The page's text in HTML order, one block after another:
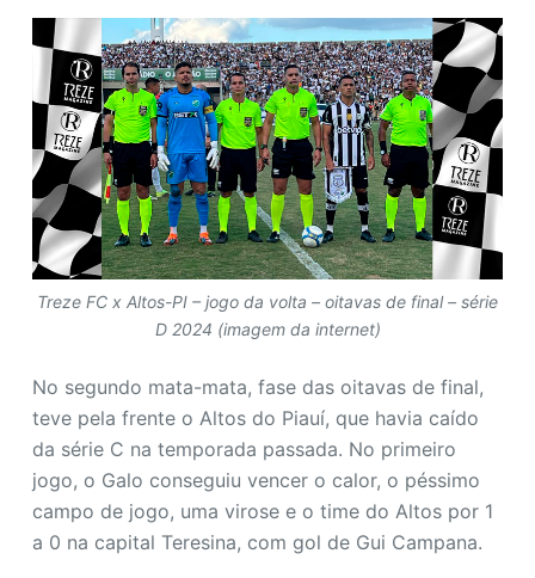
Treze FC x Altos-PI – jogo da volta – oitavas de final – série
D 2024 (imagem da internet)
No segundo mata-mata, fase das oitavas de final,
teve pela frente o Altos do Piauí, que havia caído
da série C na temporada passada. No primeiro
jogo, o Galo conseguiu vencer o calor, o péssimo
campo de jogo, uma virose e o time do Altos por 1
a 0 na capital Teresina, com gol de Gui Campana.